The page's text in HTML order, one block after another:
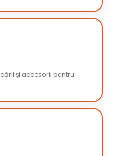
și accesorii pentru